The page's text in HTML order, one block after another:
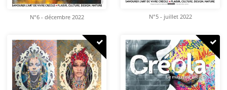
N°6 - décembre 2022 N°5 - juillet 2022